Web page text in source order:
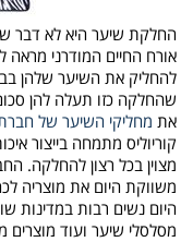
החלקת שיער היא לא דבר
אורח החיים המודרני
להחליק את השיער שלהן
שהחלקה כזו תעלה להן
את מחליקי השיער של חברת
קוריוליס מתמחה בייצור
מצוין בכל רצון להחלקה.
משווקת היום את מוצריה
היום נשים רבות במדינות
מסלסלי שיער ועוד מוצרים